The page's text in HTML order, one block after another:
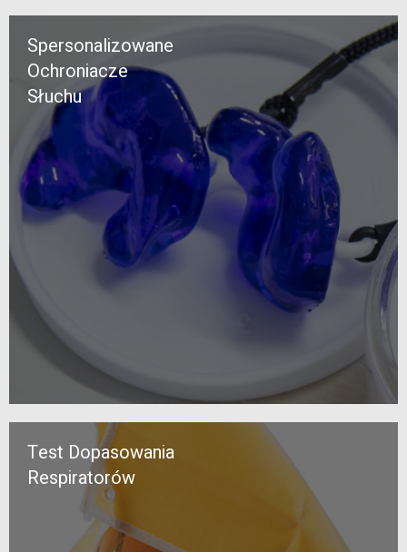
Spersonalizowane
Ochroniacze
Słuchu
Test Dopasowania
Respiratorów